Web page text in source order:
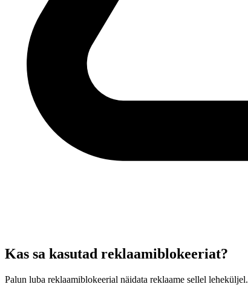
Kas sa kasutad reklaamiblokeeriat?
Palun luba reklaamiblokeerial näidata reklaame sellel leheküljel.